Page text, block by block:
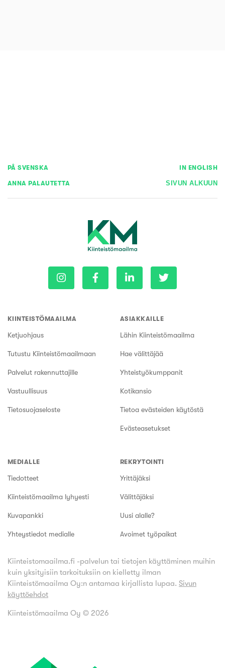
PÅ SVENSKA IN ENGLISH
ANNA PALAUTETTA SIVUN ALKUUN
KIINTEISTÖMAAILMA
Ketjuohjaus
Tutustu Kiinteistömaailmaan
Palvelut rakennuttajille
Vastuullisuus
Tietosuojaseloste
ASIAKKAILLE
Lähin Kiinteistömaailma
Hae välittäjää
Yhteistyökumppanit
Kotikansio
Tietoa evästeiden käytöstä
Evästeasetukset
MEDIALLE
Tiedotteet
Kiinteistömaailma lyhyesti
Kuvapankki
Yhteystiedot medialle
REKRYTOINTI
Yrittäjäksi
Välittäjäksi
Uusi alalle?
Avoimet työpaikat
Kiinteistomaailma.fi -palvelun tai tietojen käyttäminen muihin
kuin yksityisiin tarkoituksiin on kielletty ilman
Kiinteistömaailma Oy:n antamaa kirjallista lupaa. Sivun
käyttöehdot
Kiinteistömaailma Oy © 2026